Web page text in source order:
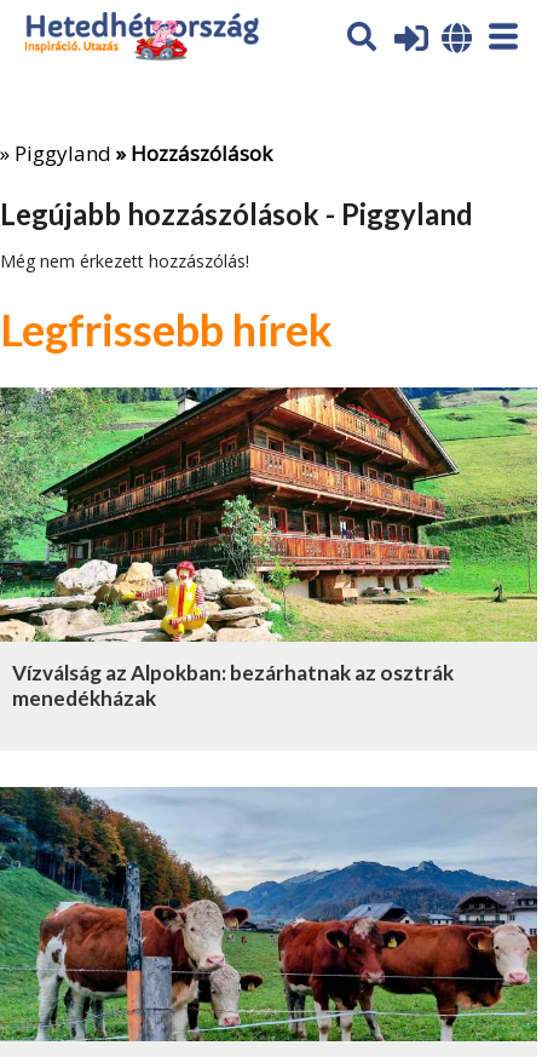
Az oldal sütiket (cookies) használ. További tájékoztatás itt:
Adatvédelmi tájékoztató
» Piggyland » Hozzászólások
Legújabb hozzászólások - Piggyland
Még nem érkezett hozzászólás!
Legfrissebb hírek
Vízválság az Alpokban: bezárhatnak az osztrák
menedékházak